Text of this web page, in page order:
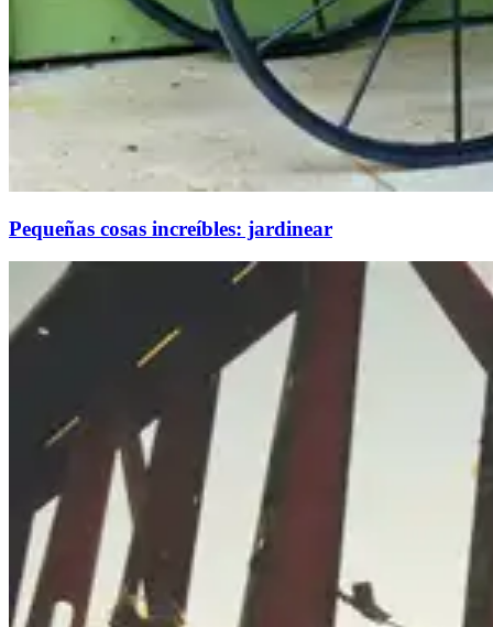
Pequeñas cosas increíbles: jardinear